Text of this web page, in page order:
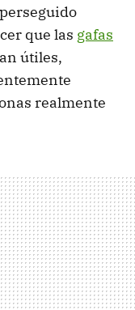
que las gafas
útiles,
realmente